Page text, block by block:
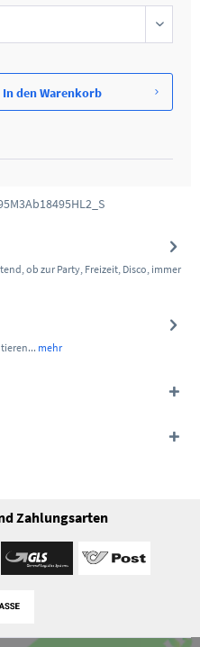
In denWarenkorb
ob zur Party, Freizeit, Disco, immer
mehr
Zahlungsarten